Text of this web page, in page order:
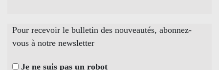
Pour recevoir le bulletin des nouveautés, abonnez-
vous à notre newsletter
Je ne suis pas un robot